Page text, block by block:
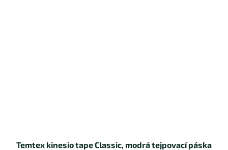
Temtex kinesio tape Classic, modrá tejpovací páska